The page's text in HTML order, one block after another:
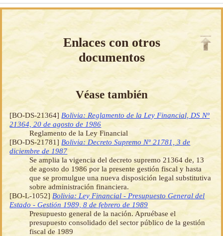
Enlaces con otros
documentos
Véase también
[BO-DS-21364] Bolivia: Reglamento de la Ley Financial, DS Nº
21364, 20 de agosto de 1986
Reglamento de la Ley Financial
[BO-DS-21781] Bolivia: Decreto Supremo Nº 21781, 3 de
diciembre de 1987
Se amplia la vigencia del decreto supremo 21364 de, 13
de agosto do 1986 por la presente gestión fiscal y hasta
que se promulgue una nueva disposición legal substitutiva
sobre administración financiera.
[BO-L-1052] Bolivia: Ley Financial - Presupuesto General del
Estado - Gestión 1989, 8 de febrero de 1989
Presupuesto general de la nación. Apruébase el
presupuesto consolidado del sector público de la gestión
fiscal de 1989